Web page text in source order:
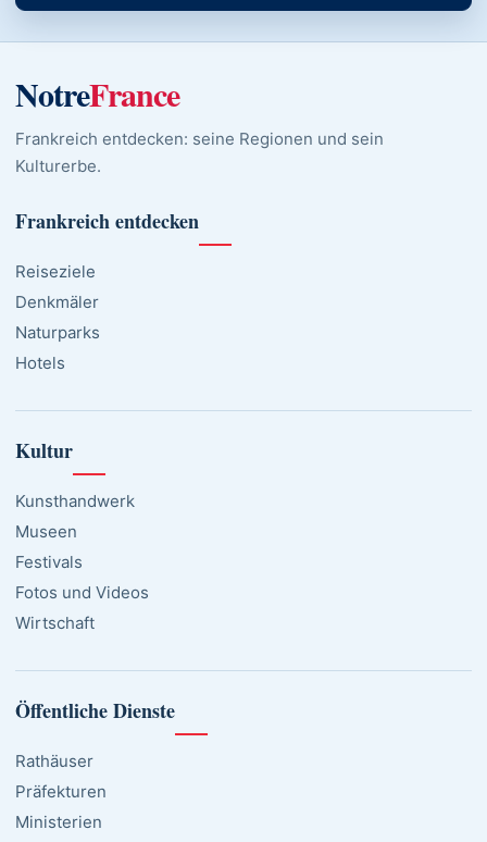
NotreFrance
Frankreich entdecken: seine Regionen und sein
Kulturerbe.
Frankreich entdecken
Reiseziele
Denkmäler
Naturparks
Hotels
Kultur
Kunsthandwerk
Museen
Festivals
Fotos und Videos
Wirtschaft
Öffentliche Dienste
Rathäuser
Präfekturen
Ministerien